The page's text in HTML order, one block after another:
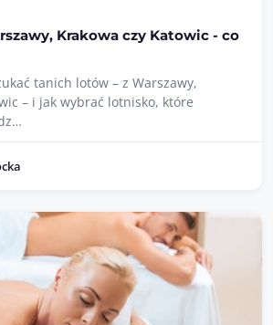
Krakowa czy Katowic - co
tanich lotów – z Warszawy,
– i jak wybrać lotnisko, które